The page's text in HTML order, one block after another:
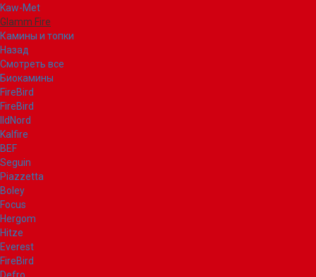
Kaw-Met
Glamm Fire
Камины и топки
Назад
Смотреть все
Биокамины
FireBird
FireBird
IldNord
Kalfire
BEF
Seguin
Piazzetta
Boley
Focus
Hergom
Hitze
Everest
FireBird